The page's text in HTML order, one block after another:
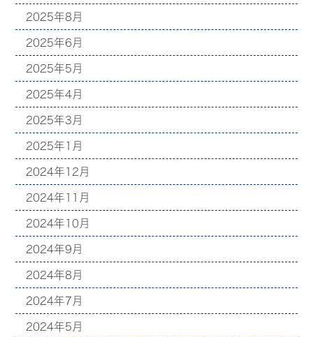
2025年8月
2025年6月
2025年5月
2025年4月
2025年3月
2025年1月
2024年12月
2024年11月
2024年10月
2024年9月
2024年8月
2024年7月
2024年5月